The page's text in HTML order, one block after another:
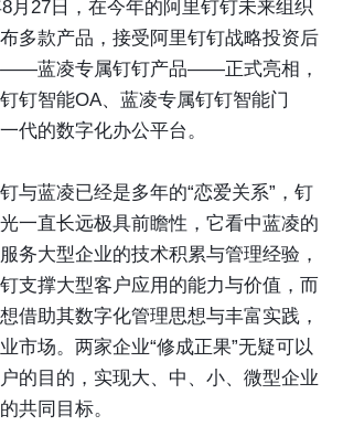
月27日，在今年的阿里钉钉未来组织
多款产品，接受阿里钉钉战略投资后
——蓝凌专属钉钉产品——正式亮相，
钉智能OA、蓝凌专属钉钉智能门
代的数字化办公平台。
与蓝凌已经是多年的“恋爱关系”，钉
一直长远极具前瞻性，它看中蓝凌的
务大型企业的技术积累与管理经验，
支撑大型客户应用的能力与价值，而
借助其数字化管理思想与丰富实践，
市场。两家企业“修成正果”无疑可以
的目的，实现大、中、小、微型企业
共同目标。